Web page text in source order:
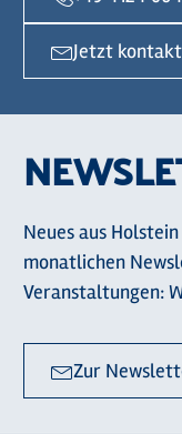
Jetzt
Neues aus
monatlichen
Veranstaltungen:
Zur